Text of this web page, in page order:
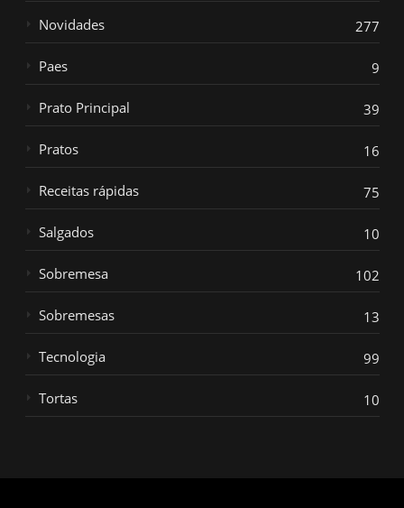
Novidades 277
Paes 9
Prato Principal 39
Pratos 16
Receitas rápidas 75
Salgados 10
Sobremesa 102
Sobremesas 13
Tecnologia 99
Tortas 10